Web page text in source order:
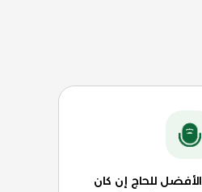
الأفضل للحاج إن كان